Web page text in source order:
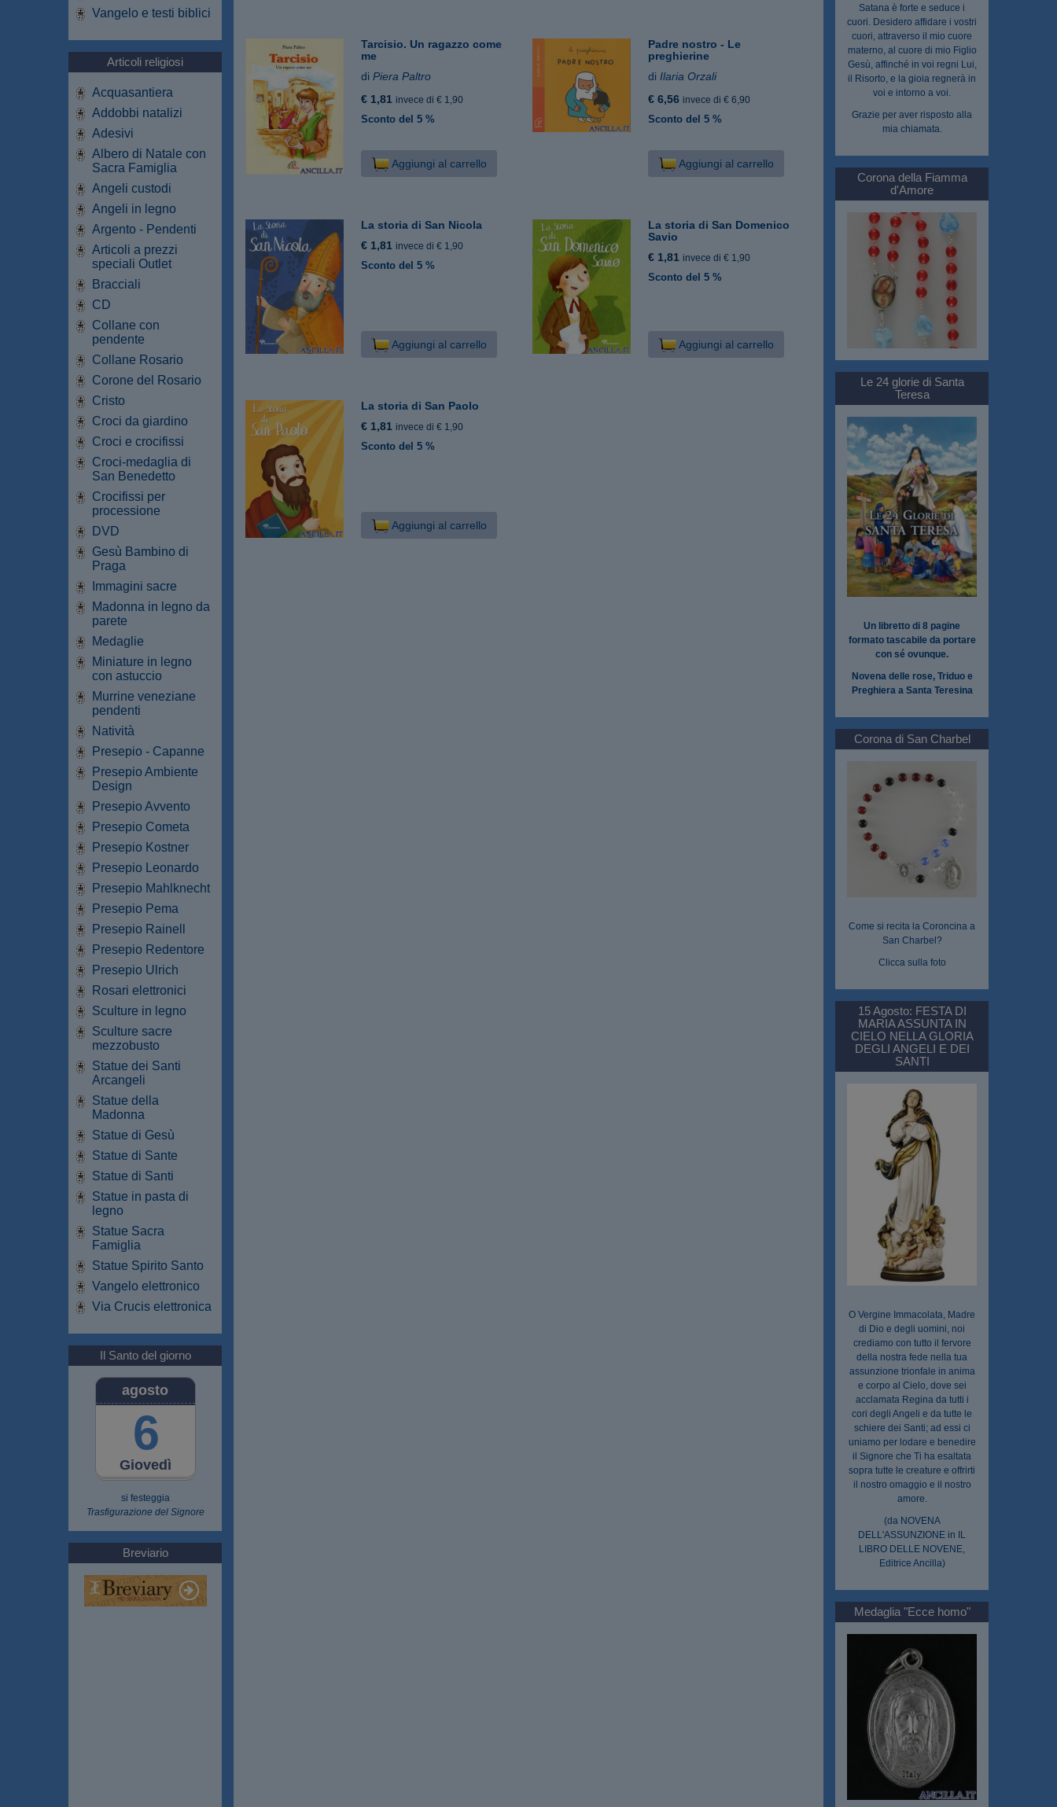
Vangelo e testi biblici
Articoli religiosi
Acquasantiera
Addobbi natalizi
Adesivi
Albero di Natale con
Sacra Famiglia
Angeli custodi
Angeli in legno
Argento - Pendenti
Articoli a prezzi
speciali Outlet
Bracciali
CD
Collane con
pendente
Collane Rosario
Corone del Rosario
Cristo
Croci da giardino
Croci e crocifissi
Croci-medaglia di
San Benedetto
Crocifissi per
processione
DVD
Gesù Bambino di
Praga
Immagini sacre
Madonna in legno da
parete
Medaglie
Miniature in legno
con astuccio
Murrine veneziane
pendenti
Natività
Presepio - Capanne
Presepio Ambiente
Design
Presepio Avvento
Presepio Cometa
Presepio Kostner
Presepio Leonardo
Presepio Mahlknecht
Presepio Pema
Presepio Rainell
Presepio Redentore
Presepio Ulrich
Rosari elettronici
Sculture in legno
Sculture sacre
mezzobusto
Statue dei Santi
Arcangeli
Statue della
Madonna
Statue di Gesù
Statue di Sante
Statue di Santi
Statue in pasta di
legno
Statue Sacra
Famiglia
Statue Spirito Santo
Vangelo elettronico
Via Crucis elettronica
Il Santo del giorno
Giovedì
agosto
6
si festeggia
Trasfigurazione del Signore
Breviario
Tarcisio. Un ragazzo come
me
diPiera Paltro
€ 1,81 invece di € 1,90
Sconto del 5 %
Aggiungi al carrello
Padre nostro - Le
preghierine
di Ilaria Orzali
€ 6,56 invece di € 6,90
Sconto del 5 %
Aggiungi al carrello
La storia di San Nicola
€ 1,81 invece di € 1,90
Sconto del 5 %
Aggiungi al carrello
La storia di San Domenico
Savio
€ 1,81 invece di € 1,90
Sconto del 5 %
Aggiungi al carrello
La storia di San Paolo
€ 1,81 invece di € 1,90
Sconto del 5 %
Aggiungi al carrello
Satana è forte e seduce i
cuori. Desidero affidare i vostri
cuori, attraverso il mio cuore
materno, al cuore di mio Figlio
Gesù, affinché in voi regni Lui,
il Risorto, e la gioia regnerà in
voi e intorno a voi.
Grazie per aver risposto alla
mia chiamata.
Corona della Fiamma
d'Amore
Le 24 glorie di Santa
Teresa
Un libretto di 8 pagine
formato tascabile da portare
con sé ovunque.
Novena delle rose, Triduo e
Preghiera a Santa Teresina
Corona di San Charbel
Come si recita la Coroncina a
San Charbel?
Clicca sulla foto
15 Agosto: FESTA DI
MARIA ASSUNTA IN
CIELO NELLA GLORIA
DEGLI ANGELI E DEI
SANTI
O Vergine Immacolata, Madre
di Dio e degli uomini, noi
crediamo con tutto il fervore
della nostra fede nella tua
assunzione trionfale in anima
e corpo al Cielo, dove sei
acclamata Regina da tutti i
cori degli Angeli e da tutte le
schiere dei Santi; ad essi ci
uniamo per lodare e benedire
il Signore che Ti ha esaltata
sopra tutte le creature e offrirti
il nostro omaggio e il nostro
amore.
(da NOVENA
DELL'ASSUNZIONE in IL
LIBRO DELLE NOVENE,
Editrice Ancilla)
Medaglia "Ecce homo"